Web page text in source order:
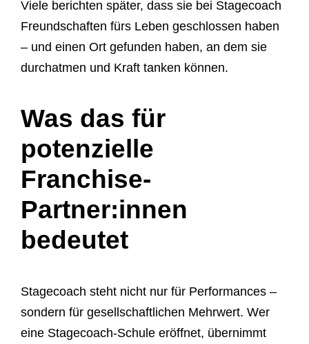
Viele berichten später, dass sie bei Stagecoach
Freundschaften fürs Leben geschlossen haben
– und einen Ort gefunden haben, an dem sie
durchatmen und Kraft tanken können.
Was das für
potenzielle
Franchise-
Partner:innen
bedeutet
Stagecoach steht nicht nur für Performances –
sondern für gesellschaftlichen Mehrwert. Wer
eine Stagecoach-Schule eröffnet, übernimmt